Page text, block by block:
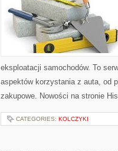
eksploatacji samochodów. To
aspektów korzystania z auta, od
zakupowe. Nowości na stronie
CATEGORIES: KOLCZYKI